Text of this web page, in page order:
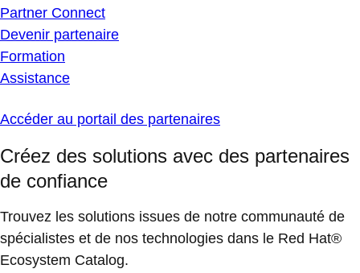
Partner Connect
Devenir partenaire
Formation
Assistance
Accéder au portail des partenaires
Créez des solutions avec des partenaires
de confiance
Trouvez les solutions issues de notre communauté de
spécialistes et de nos technologies dans le Red Hat®
Ecosystem Catalog.